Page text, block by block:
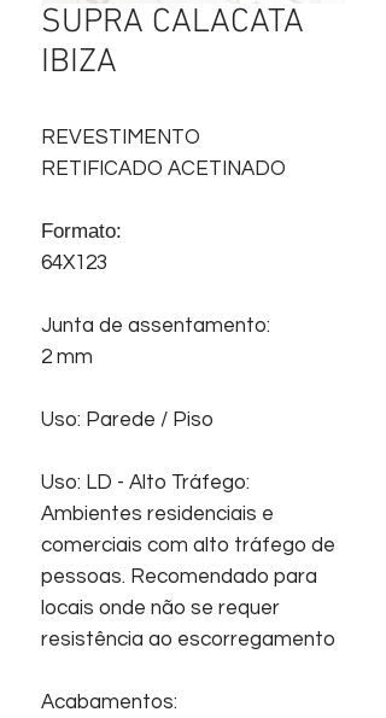
SUPRA CALACATA
IBIZA
REVESTIMENTO
RETIFICADO ACETINADO
Formato:
64X123
Junta de assentamento:
2 mm
Uso: Parede / Piso
Uso: LD - Alto Tráfego:
Ambientes residenciais e
comerciais com alto tráfego de
pessoas. Recomendado para
locais onde não se requer
resistência ao escorregamento
Acabamentos: